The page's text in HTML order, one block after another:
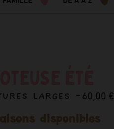
LARGES - 60,00 €
disponibles